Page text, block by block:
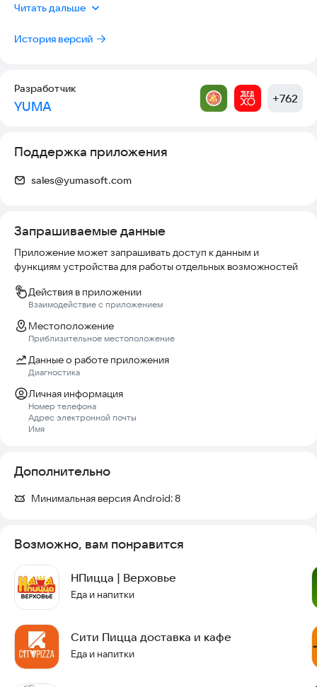
- Новый метод подтверждения устройства
Изменено
Читать дальше
История версий
Разработчик
YUMA +762
Поддержка приложения
sales@yumasoft.com
Запрашиваемые данные
Приложение может запрашивать доступ к данным и
функциям устройства для работы отдельных возможностей
Действия в приложении
Взаимодействие с приложением
Местоположение
Приблизительное местоположение
Данные о работе приложения
Диагностика
Личная информация
Номер телефона
Адрес электронной почты
Имя
Дополнительно
Минимальная версия Android:8
Возможно, вам понравится
НПицца | Верховье
Еда и напитки
Сити Пицца доставка и кафе
Еда и напитки